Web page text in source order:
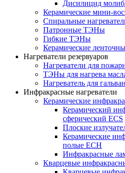
Дисилицид
Керамические мини-
Спиральные
Патронные ТЭНы
Гибкие ТЭНы
Керамические
Нагреватели резервуаров
Нагреватели для
ТЭНы для нагрева
Нагреватель для
Инфракрасные нагреватели
Керамические
Керамический
сферический ECS
Плоские
Керамические
полые ECH
Инфракрасные
Кварцевые